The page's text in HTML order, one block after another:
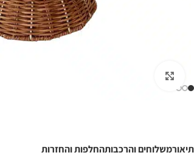
תיאורמשלוחים והרכבותהחלפות והחזרות